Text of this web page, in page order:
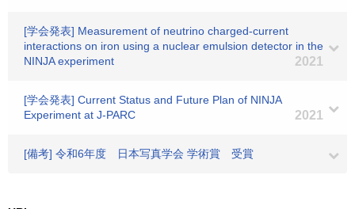
[学会発表] Measurement of neutrino charged-current
interactions on iron using a nuclear emulsion detector in the
NINJA experiment
2021
[学会発表] Current Status and Future Plan of NINJA
Experiment at J-PARC
2021
[備考] 令和6年度 日本写真学会 学術賞 受賞